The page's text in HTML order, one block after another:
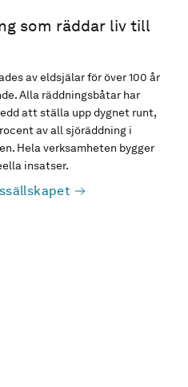
som räddar liv till
av eldsjälar för över 100 år
Alla räddningsbåtar har
att ställa upp dygnet runt,
av all sjöräddning i
Hela verksamheten bygger
insatser.